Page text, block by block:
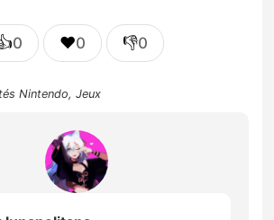
0 ❤️0 👎0
Nintendo,Jeux